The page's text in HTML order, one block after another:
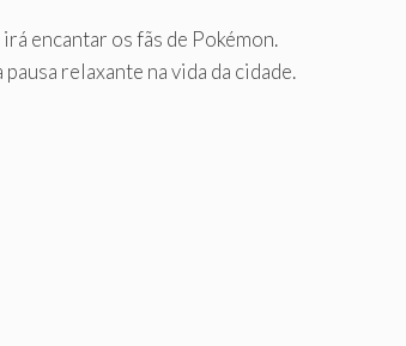
encantar os fãs de Pokémon.
relaxante na vida da cidade.